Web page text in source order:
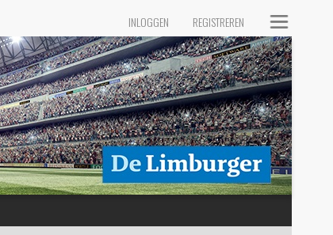
INLOGGEN REGISTREREN